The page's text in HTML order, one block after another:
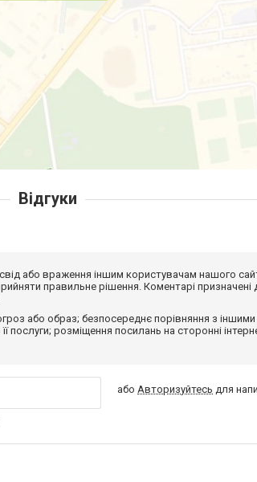
Відгуки
або враження іншим користувачам нашого
правильне рішення. Коментарі призначені
або образ; безпосереднє порівняння з
послуги; розміщення посилань на сторонні
або Авторизуйтесь для